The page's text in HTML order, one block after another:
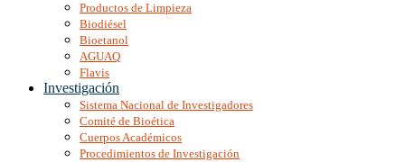
Productos de Limpieza
Biodiésel
Bioetanol
AGUAQ
Flavis
Investigación
Sistema Nacional de Investigadores
Comité de Bioética
Cuerpos Académicos
Procedimientos de Investigación